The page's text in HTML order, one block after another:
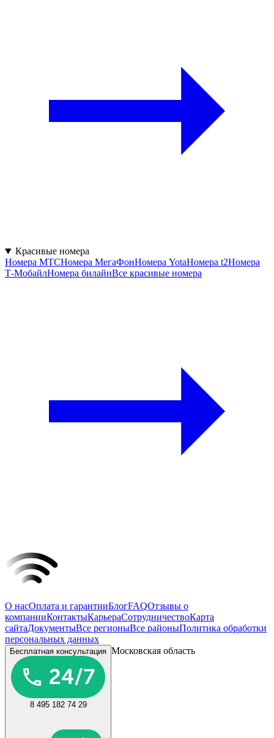
Красивые номера
Номера МТСНомера МегаФонНомера YotaНомера t2Номера
Т‑МобайлНомера билайнВсе красивые номера
О насОплата и гарантииБлогFAQОтзывы о
компанииКонтактыКарьераСотрудничествоКарта
сайтаДокументыВсе регионыВсе районыПолитика обработки
персональных данных
Бесплатная консультация
8 495 182 74 29
Московская область